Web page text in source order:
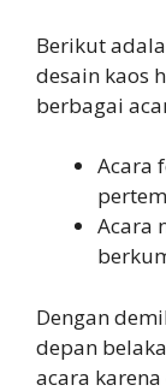
Berikut
desain kaos
berbagai
Acara
Acara
Dengan
depan
acara